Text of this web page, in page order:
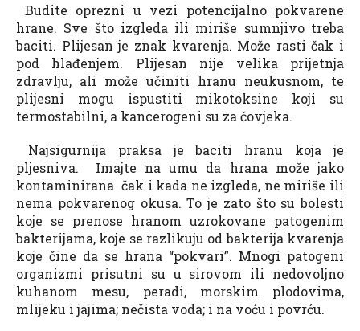
Budite oprezni u vezi potencijalno pokvarene
hrane. Sve što izgleda ili miriše sumnjivo treba
baciti. Plijesan je znak kvarenja. Može rasti čak i
pod hlađenjem. Plijesan nije velika prijetnja
zdravlju, ali može učiniti hranu neukusnom, te
plijesni mogu ispustiti mikotoksine koji su
termostabilni, a kancerogeni su za čovjeka.
Najsigurnija praksa je baciti hranu koja je
pljesniva. Imajte na umu da hrana može jako
kontaminirana čak i kada ne izgleda, ne miriše ili
nema pokvarenog okusa. To je zato što su bolesti
koje se prenose hranom uzrokovane patogenim
bakterijama, koje se razlikuju od bakterija kvarenja
koje čine da se hrana “pokvari”. Mnogi patogeni
organizmi prisutni su u sirovom ili nedovoljno
kuhanom mesu, peradi, morskim plodovima,
mlijeku i jajima; nečista voda; i na voću i povrću.